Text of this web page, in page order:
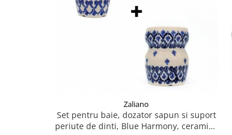
Zaliano
Set pentru baie, dozator sapun si suport
periute de dinti, Blue Harmony, ceramica